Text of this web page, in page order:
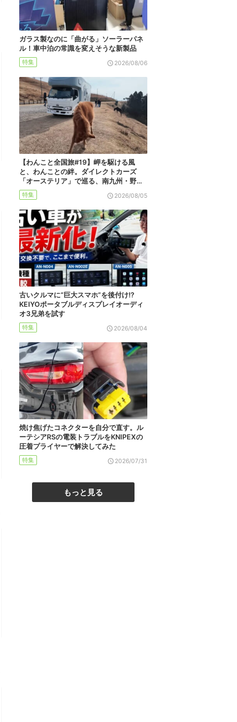
ガラス製なのに「曲がる」ソーラーパネ
ル！車中泊の常識を変えそうな新製品
特集 2026/08/06
【わんこと全国旅#19】岬を駆ける風
と、わんことの絆。ダイレクトカーズ
「オーステリア」で巡る、南九州・野…
特集 2026/08/05
古いクルマに“巨大スマホ”を後付け!?
KEIYOポータブルディスプレイオーディ
オ3兄弟を試す
特集 2026/08/04
焼け焦げたコネクターを自分で直す。ル
ーテシアRSの電装トラブルをKNIPEXの
圧着プライヤーで解決してみた
特集 2026/07/31
もっと見る